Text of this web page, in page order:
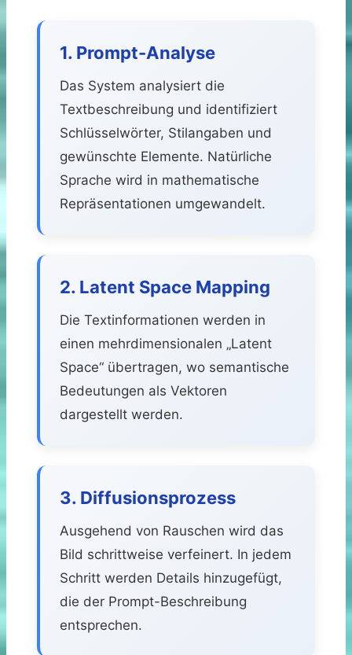
1. Prompt-Analyse
Das System analysiert die
Textbeschreibung und identifiziert
Schlüsselwörter, Stilangaben und
gewünschte Elemente. Natürliche
Sprache wird in mathematische
Repräsentationen umgewandelt.
2. Latent Space Mapping
Die Textinformationen werden in
einen mehrdimensionalen „Latent
Space“ übertragen, wo semantische
Bedeutungen als Vektoren
dargestellt werden.
3. Diffusionsprozess
Ausgehend von Rauschen wird das
Bild schrittweise verfeinert. In jedem
Schritt werden Details hinzugefügt,
die der Prompt-Beschreibung
entsprechen.